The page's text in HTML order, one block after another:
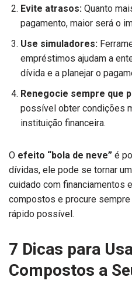
Evite atrasos: Quanto
pagamento, maior será o
Use simuladores:
empréstimos ajudam a
dívida e a planejar o
Renegocie sempre que
possível obter condições
instituição financeira.
O efeito “bola de neve” é
dívidas, ele pode se tornar
cuidado com financiamentos
compostos e procure
rápido possível.
7 Dicas para
Compostos a